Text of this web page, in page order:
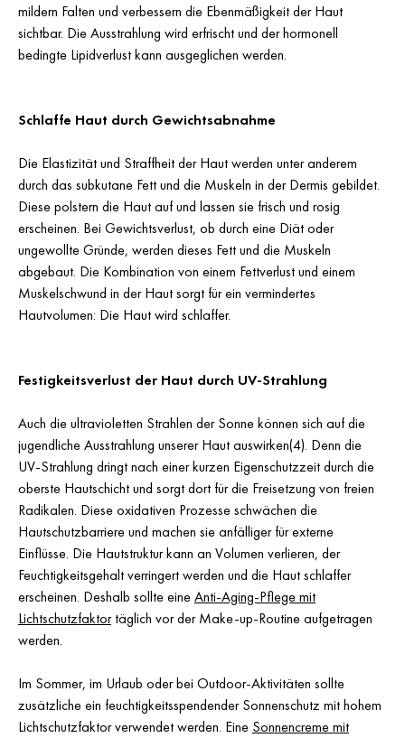
mildern Falten und verbessern die Ebenmäßigkeit der Haut
sichtbar. Die Ausstrahlung wird erfrischt und der hormonell
bedingte Lipidverlust kann ausgeglichen werden.
Schlaffe Haut durch Gewichtsabnahme
Die Elastizität und Straffheit der Haut werden unter anderem
durch das subkutane Fett und die Muskeln in der Dermis gebildet.
Diese polstern die Haut auf und lassen sie frisch und rosig
erscheinen. Bei Gewichtsverlust, ob durch eine Diät oder
ungewollte Gründe, werden dieses Fett und die Muskeln
abgebaut. Die Kombination von einem Fettverlust und einem
Muskelschwund in der Haut sorgt für ein vermindertes
Hautvolumen: Die Haut wird schlaffer.
Festigkeitsverlust der Haut durch UV-Strahlung
Auch die ultravioletten Strahlen der Sonne können sich auf die
jugendliche Ausstrahlung unserer Haut auswirken(4). Denn die
UV-Strahlung dringt nach einer kurzen Eigenschutzzeit durch die
oberste Hautschicht und sorgt dort für die Freisetzung von freien
Radikalen. Diese oxidativen Prozesse schwächen die
Hautschutzbarriere und machen sie anfälliger für externe
Einflüsse. Die Hautstruktur kann an Volumen verlieren, der
Feuchtigkeitsgehalt verringert werden und die Haut schlaffer
erscheinen. Deshalb sollte eineAnti-Aging-Pflege mit
Lichtschutzfaktortäglich vor der Make-up-Routine aufgetragen
werden.
Im Sommer, im Urlaub oder bei Outdoor-Aktivitäten sollte
zusätzliche ein feuchtigkeitsspendender Sonnenschutz mit hohem
Lichtschutzfaktor verwendet werden. Eine Sonnencreme mit